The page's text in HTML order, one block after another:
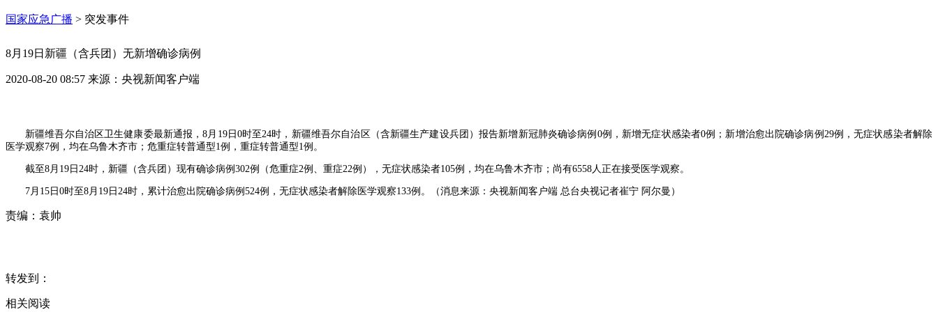
国家应急广播 > 突发事件
8月19日新疆（含兵团）无新增确诊病例
2020-08-20 08:57 来源： 央视新闻客户端
新疆维吾尔自治区卫生健康委最新通报，8月19日0时至24时，新疆维吾尔自治区（含新疆生产建设兵团）报告新增新冠肺炎确诊病例0例，新增无症状感染者0例；新增治愈出院确诊病例29例，无症状感染者解除
医学观察7例，均在乌鲁木齐市；危重症转普通型1例，重症转普通型1例。
截至8月19日24时，新疆（含兵团）现有确诊病例302例（危重症2例、重症22例），无症状感染者105例，均在乌鲁木齐市；尚有6558人正在接受医学观察。
7月15日0时至8月19日24时，累计治愈出院确诊病例524例，无症状感染者解除医学观察133例。（消息来源：央视新闻客户端 总台央视记者崔宁 阿尔曼）
责编： 袁帅
转发到：
相关阅读